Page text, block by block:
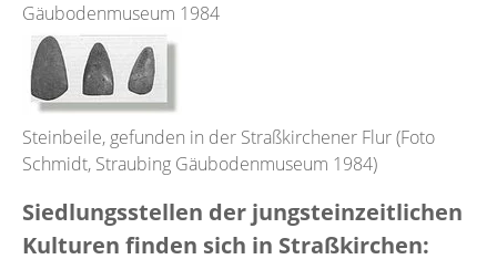
Gäubodenmuseum 1984
Steinbeile, gefunden in der Straßkirchener Flur (Foto
Schmidt, Straubing Gäubodenmuseum 1984)
Siedlungsstellen der jungsteinzeitlichen
Kulturen finden sich in Straßkirchen: